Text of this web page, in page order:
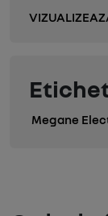
Megane